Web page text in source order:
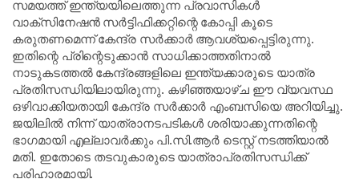
സമയത്ത് ഇന്ത്യയിലെത്തുന്ന പ്രവാസികൾ
വാക്‌സിനേഷൻ സർട്ടിഫിക്കറ്റിന്റെ കോപ്പി കൂടെ
കരുതണമെന്ന് കേന്ദ്ര സർക്കാർ ആവശ്യപ്പെട്ടിരുന്നു.
ഇതിന്റെ പ്രിന്റെടുക്കാൻ സാധിക്കാത്തതിനാൽ
നാടുകടത്തൽ കേന്ദ്രങ്ങളിലെ ഇന്ത്യക്കാരുടെ യാത്ര
പ്രതിസന്ധിയിലായിരുന്നു. കഴിഞ്ഞയാഴ്ച ഈ വ്യവസ്ഥ
ഒഴിവാക്കിയതായി കേന്ദ്ര സർക്കാർ എംബസിയെ അറിയിച്ചു.
ജയിലിൽ നിന്ന് യാത്രാനടപടികൾ ശരിയാക്കുന്നതിന്റെ
ഭാഗമായി എല്ലാവർക്കും പി.സി.ആർ ടെസ്റ്റ് നടത്തിയാൽ
മതി. ഇതോടെ തടവുകാരുടെ യാത്രാപ്രതിസന്ധിക്ക്
പരിഹാരമായി.